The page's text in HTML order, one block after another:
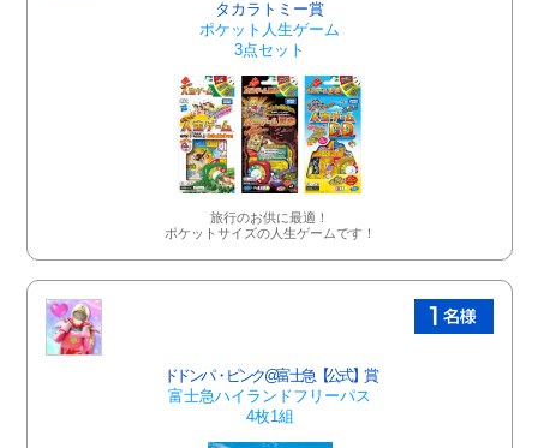
タカラトミー賞
ポケット人生ゲーム
3点セット
旅行のお供に最適！
ポケットサイズの人生ゲームです！
ドドンパ・ピンク@富士急【公式】賞
富士急ハイランドフリーパス
4枚1組